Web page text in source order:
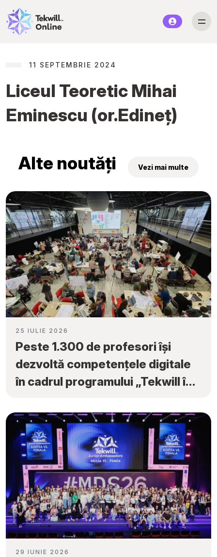
11 SEPTEMBRIE 2024
Liceul Teoretic Mihai
Eminescu (or.Edineț)
Alte noutăți Vezi mai multe
25 IULIE 2026
Peste 1.300 de profesori își
dezvoltă competențele digitale
în cadrul programului „Tekwill în
29 IUNIE 2026